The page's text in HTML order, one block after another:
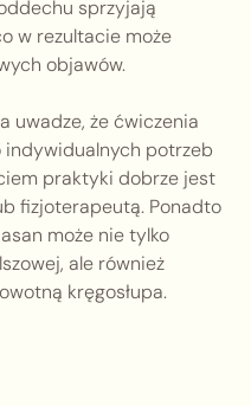
sprzyjają
w rezultacie może
objawów.
uwadze, że ćwiczenia
potrzeb
praktyki dobrze jest
fizjoterapeutą. Ponadto
może nie tylko
ale również
kręgosłupa.